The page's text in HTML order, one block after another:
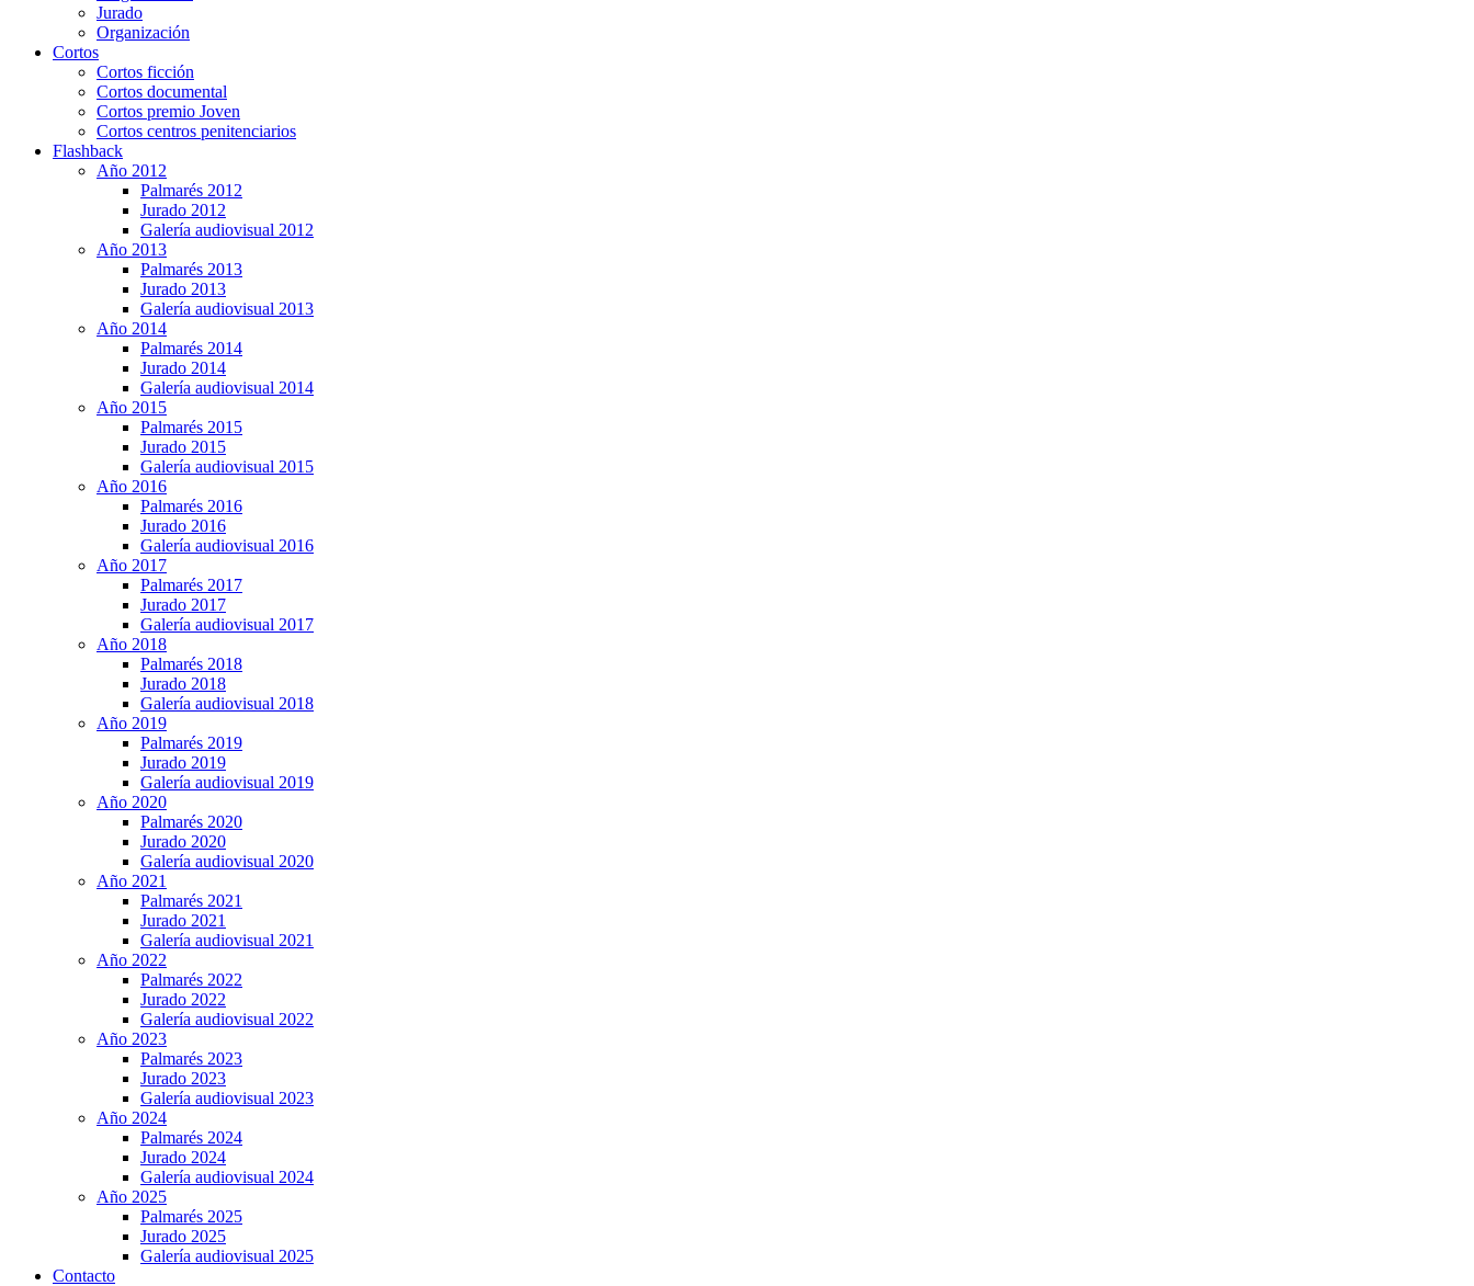
Jurado
Organización
Cortos
Cortos ficción
Cortos documental
Cortos premio Joven
Cortos centros penitenciarios
Flashback
Año 2012
Palmarés 2012
Jurado 2012
Galería audiovisual 2012
Año 2013
Palmarés 2013
Jurado 2013
Galería audiovisual 2013
Año 2014
Palmarés 2014
Jurado 2014
Galería audiovisual 2014
Año 2015
Palmarés 2015
Jurado 2015
Galería audiovisual 2015
Año 2016
Palmarés 2016
Jurado 2016
Galería audiovisual 2016
Año 2017
Palmarés 2017
Jurado 2017
Galería audiovisual 2017
Año 2018
Palmarés 2018
Jurado 2018
Galería audiovisual 2018
Año 2019
Palmarés 2019
Jurado 2019
Galería audiovisual 2019
Año 2020
Palmarés 2020
Jurado 2020
Galería audiovisual 2020
Año 2021
Palmarés 2021
Jurado 2021
Galería audiovisual 2021
Año 2022
Palmarés 2022
Jurado 2022
Galería audiovisual 2022
Año 2023
Palmarés 2023
Jurado 2023
Galería audiovisual 2023
Año 2024
Palmarés 2024
Jurado 2024
Galería audiovisual 2024
Año 2025
Palmarés 2025
Jurado 2025
Galería audiovisual 2025
Contacto